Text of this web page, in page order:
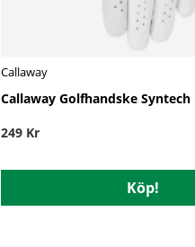
Callaway
Callaway Golfhandske Syntech
249 Kr
Köp!